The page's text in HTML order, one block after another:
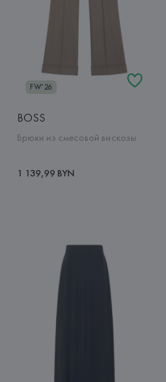
FW'26
BOSS
Брюки из смесовой вискозы
1 139,99 BYN